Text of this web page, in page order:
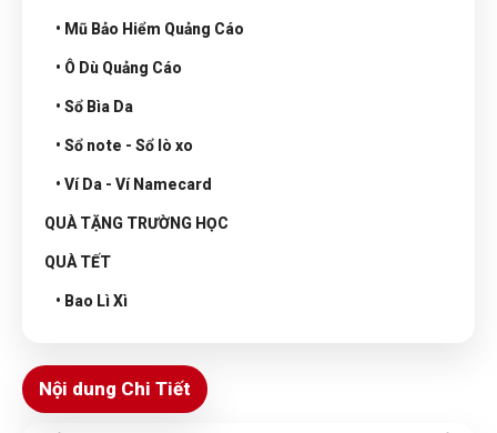
• Mũ Bảo Hiểm Quảng Cáo
• Ô Dù Quảng Cáo
• Sổ Bìa Da
• Sổ note - Sổ lò xo
• Ví Da - Ví Namecard
QUÀ TẶNG TRƯỜNG HỌC
QUÀ TẾT
• Bao Lì Xì
Nội dung Chi Tiết